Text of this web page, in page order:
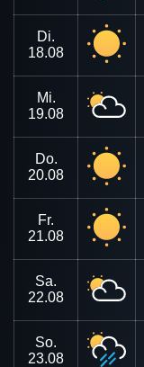
Di.
18.08
Mi.
19.08
Do.
20.08
Fr.
21.08
Sa.
22.08
So.
23.08